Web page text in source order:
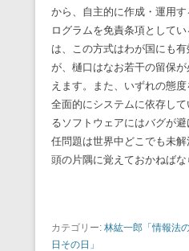
から、自主的に作成・運用
ログラムを免責条項として
は、この方式はわが国にも
が、樋口はなお若干の留保
えます。また、いずれの態
全面的にシステムに依存し
るソフトウェアにはバグが
任問題は世界中どこでも未解
頭の片隅に覚えておかねばな
カテゴリー: 林紘一郎「情報法
日その日」